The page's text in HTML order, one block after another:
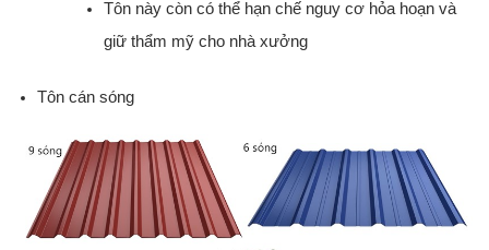
Tôn này còn có thể hạn chế nguy cơ hỏa hoạn và
giữ thẩm mỹ cho nhà xưởng
Tôn cán sóng